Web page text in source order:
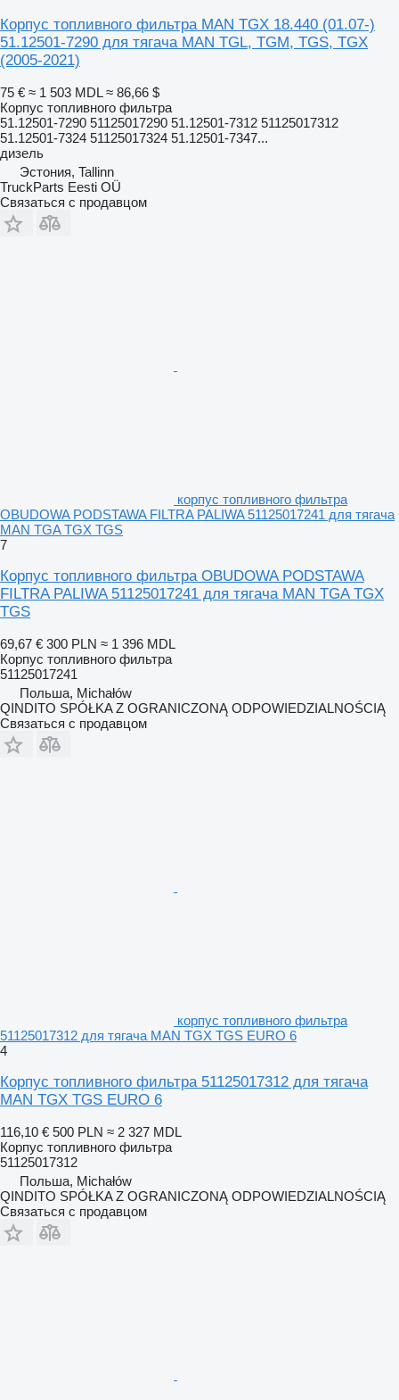
Корпус топливного фильтра MAN TGX 18.440 (01.07-)
51.12501-7290 для тягача MAN TGL, TGM, TGS, TGX
(2005-2021)
75 € ≈ 1 503 MDL ≈ 86,66 $
Корпус топливного фильтра
51.12501-7290 51125017290 51.12501-7312 51125017312
51.12501-7324 51125017324 51.12501-7347...
дизель
Эстония, Tallinn
TruckParts Eesti OÜ
Связаться с продавцом
корпус топливного фильтра
OBUDOWA PODSTAWA FILTRA PALIWA 51125017241 для тягача
MAN TGA TGX TGS
7
Корпус топливного фильтра OBUDOWA PODSTAWA
FILTRA PALIWA 51125017241 для тягача MAN TGA TGX
TGS
69,67 € 300 PLN ≈ 1 396 MDL
Корпус топливного фильтра
51125017241
Польша, Michałów
QINDITO SPÓŁKA Z OGRANICZONĄ ODPOWIEDZIALNOŚCIĄ
Связаться с продавцом
корпус топливного фильтра
51125017312 для тягача MAN TGX TGS EURO 6
4
Корпус топливного фильтра 51125017312 для тягача
MAN TGX TGS EURO 6
116,10 € 500 PLN ≈ 2 327 MDL
Корпус топливного фильтра
51125017312
Польша, Michałów
QINDITO SPÓŁKA Z OGRANICZONĄ ODPOWIEDZIALNOŚCIĄ
Связаться с продавцом